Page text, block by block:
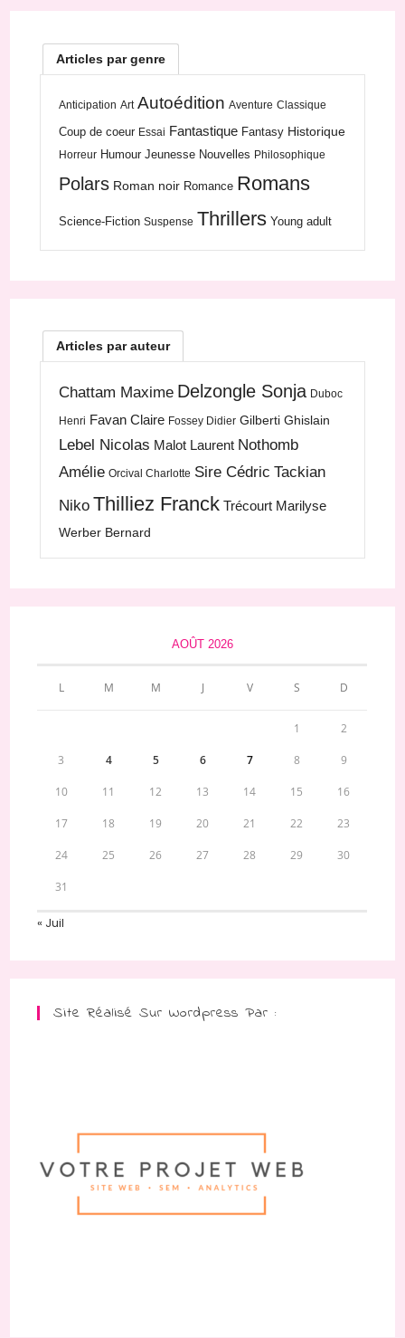
Articles par genre
Anticipation Art Autoédition Aventure Classique
Coup de coeur Essai Fantastique Fantasy Historique
Horreur Humour Jeunesse Nouvelles Philosophique
Polars Roman noir Romance Romans
Science-Fiction Suspense Thrillers Young adult
Articles par auteur
Chattam Maxime Delzongle Sonja Duboc
Henri Favan Claire Fossey Didier Gilberti Ghislain
Lebel Nicolas Malot Laurent Nothomb
Amélie Orcival Charlotte Sire Cédric Tackian
Niko Thilliez Franck Trécourt Marilyse
Werber Bernard
AOÛT 2026
L M M J V S D
1 2
3 4 5 6 7 8 9
10 11 12 13 14 15 16
17 18 19 20 21 22 23
24 25 26 27 28 29 30
31
« Juil
Site Réalisé Sur Wordpress Par :